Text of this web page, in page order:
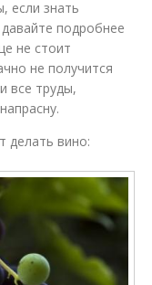
если знать
подробнее
не стоит
не получится
все труды,
делать вино: